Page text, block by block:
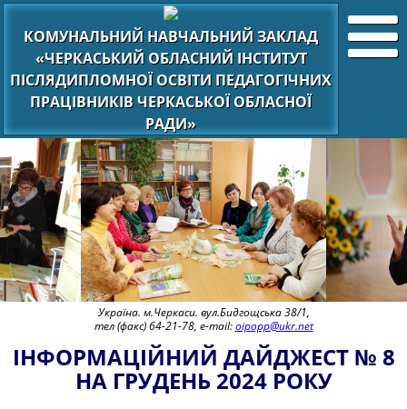
КОМУНАЛЬНИЙ НАВЧАЛЬНИЙ ЗАКЛАД
«ЧЕРКАСЬКИЙ ОБЛАСНИЙ ІНСТИТУТ
ПІСЛЯДИПЛОМНОЇ ОСВІТИ ПЕДАГОГІЧНИХ
ПРАЦІВНИКІВ ЧЕРКАСЬКОЇ ОБЛАСНОЇ
РАДИ»
Україна. м.Черкаси. вул.Бидгощська 38/1,
тел (факс) 64-21-78, e-mail:oipopp@ukr.net
ІНФОРМАЦІЙНИЙ ДАЙДЖЕСТ № 8
НА ГРУДЕНЬ 2024 РОКУ